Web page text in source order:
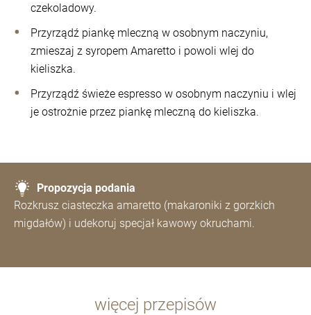
czekoladowy.
Przyrządź piankę mleczną w osobnym naczyniu,
zmieszaj z syropem Amaretto i powoli wlej do
kieliszka.
Przyrządź świeże espresso w osobnym naczyniu i wlej
je ostrożnie przez piankę mleczną do kieliszka.
Propozycja podania
Rozkrusz ciasteczka amaretto (makaroniki z gorzkich
migdałów) i udekoruj specjał kawowy okruchami.
więcej przepisów